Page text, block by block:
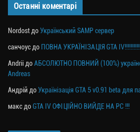
Останні коментарі
Nordost доУкраїнський SAMP сервер
санчоус до ПОВНА УКРАЇНІЗАЦІЯ GTA
Andrii доАБСОЛЮТНО ПОВНИЙ (100%)
Andreas
Андрій доУкраїнізація GTA 5 v0.91 beta для
макс доGTA IV ОФІЦІЙНО ВИЙДЕ НА PC !!!